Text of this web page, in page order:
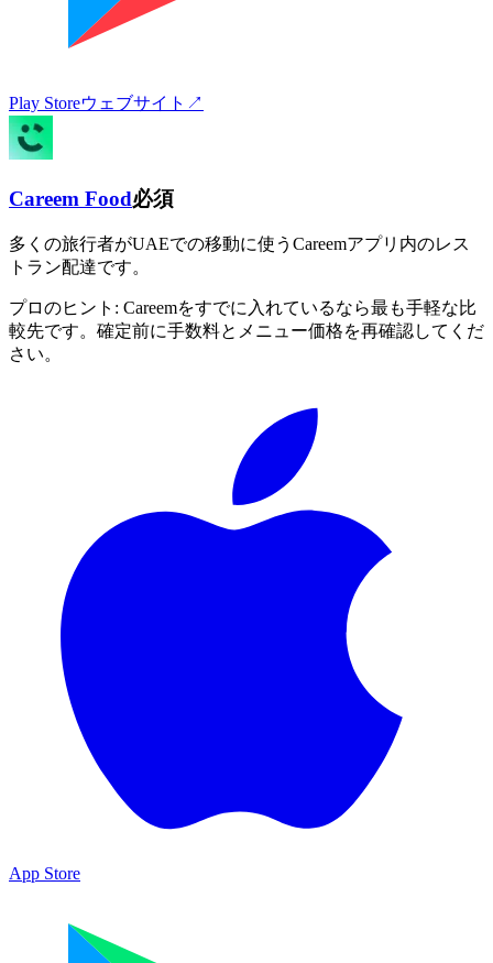
Play Storeウェブサイト ↗
Careem Food必須
多くの旅行者がUAEでの移動に使うCareemアプリ内のレス
トラン配達です。
プロのヒント: Careemをすでに入れているなら最も手軽な比
較先です。確定前に手数料とメニュー価格を再確認してくだ
さい。
App Store